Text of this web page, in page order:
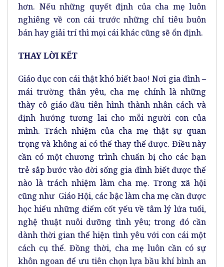
hơn. Nếu những quyết định của cha mẹ luôn
nghiêng về con cái trước những chỉ tiêu buôn
bán hay giải trí thì mọi cái khác cũng sẽ ổn định.
THAY LỜI KẾT
Giáo dục con cái thật khó biết bao! Nơi gia đình –
mái trường thân yêu, cha mẹ chính là những
thày cô giáo đầu tiên hình thành nhân cách và
định hướng tương lai cho mỗi người con của
mình. Trách nhiệm của cha mẹ thật sự quan
trọng và không ai có thể thay thế được. Điều này
cần có một chương trình chuẩn bị cho các bạn
trẻ sắp bước vào đời sống gia đình biết được thế
nào là trách nhiệm làm cha mẹ. Trong xã hội
cũng như Giáo Hội, các bậc làm cha mẹ cần được
học hiểu những điểm cốt yếu về tâm lý lứa tuổi,
nghệ thuật nuôi dưỡng tình yêu; trong đó cần
dành thời gian thể hiện tình yêu với con cái một
cách cụ thể. Đồng thời, cha mẹ luôn cần có sự
khôn ngoan để ưu tiên chọn lựa bầu khí bình an